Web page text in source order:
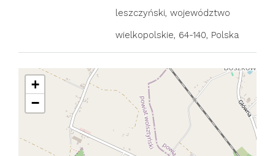
leszczyński, województwo
wielkopolskie, 64-140, Polska
+
−